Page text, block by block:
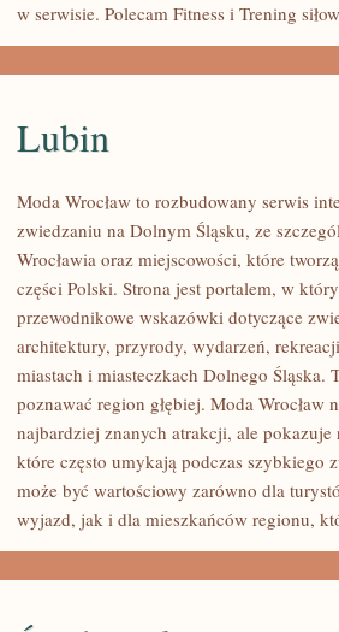
w serwisie. Polecam Fitness i Trening
LUBIN
Lubin
Moda Wrocław to rozbudowany serwis
zwiedzaniu na Dolnym Śląsku, ze
Wrocławia oraz miejscowości, które
części Polski. Strona jest portalem, w
przewodnikowe wskazówki dotyczące
architektury, przyrody, wydarzeń,
miastach i miasteczkach Dolnego Śląska.
poznawać region głębiej. Moda Wrocław
najbardziej znanych atrakcji, ale
które często umykają podczas szybkiego
może być wartościowy zarówno dla
wyjazd, jak i dla mieszkańców regionu,